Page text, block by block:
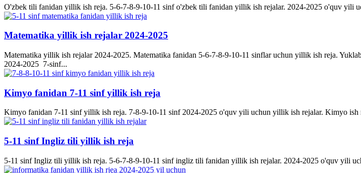
O'zbek tili fanidan yillik ish reja. 5-6-7-8-9-10-11 sinf o'zbek tili fanidan yillik ish rejalar. 2024-2025 o'quv yili
Matematika yillik ish rejalar 2024-2025
Matematika yillik ish rejalar 2024-2025. Matematika fanidan 5-6-7-8-9-10-11 sinflar uchun yillik ish reja.
2024-2025 7-sinf...
Kimyo fanidan 7-11 sinf yillik ish reja
Kimyo fanidan 7-11 sinf yillik ish reja. 7-8-9-10-11 sinf 2024-2025 o'quv yili uchun yillik ish rejalar. Kimyo
5-11 sinf Ingliz tili yillik ish reja
5-11 sinf Ingliz tili yillik ish reja. 5-6-7-8-9-10-11 sinf ingliz tili fanidan yillik ish rejalar. 2024-2025 o'quv yili